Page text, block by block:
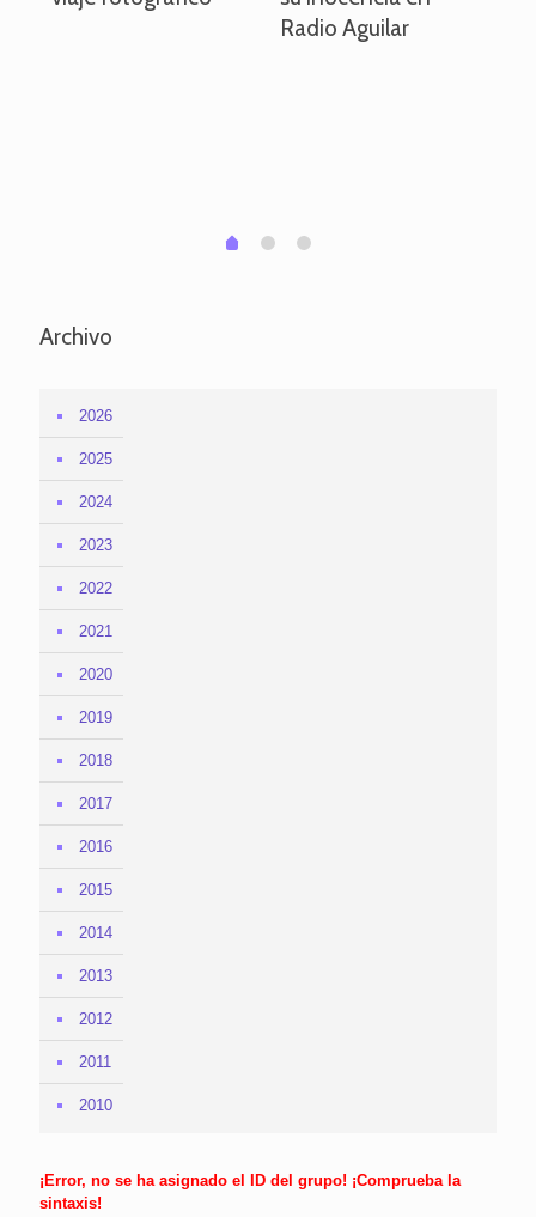
Radio Aguilar
0 1 2
Archivo
2026
2025
2024
2023
2022
2021
2020
2019
2018
2017
2016
2015
2014
2013
2012
2011
2010
¡Error, no se ha asignado el ID del grupo! ¡Comprueba la
sintaxis!